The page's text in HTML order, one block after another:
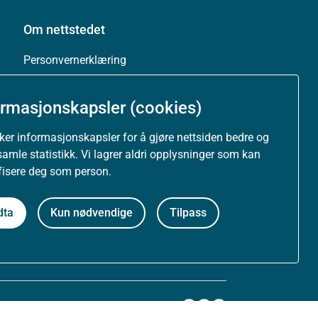
(cookies)
informasjonskapsler for å gjøre nettsiden bedre og
statistikk. Vi lagrer aldri opplysninger som kan
deg som person.
Kun nødvendige Tilpass
Om nettstedet
Personvernerklæring
Besøksstatistikk og informasjonskapsler
Nyhetsvarsel og abonnement
Åpne data (API)